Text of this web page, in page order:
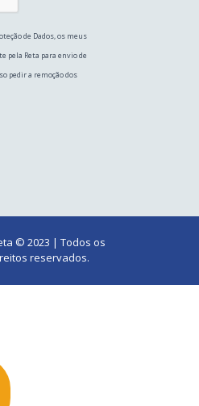
de Dados, os meus
pela Reta para envio de
pedir a remoção dos
© 2023 | Todos os
reservados.